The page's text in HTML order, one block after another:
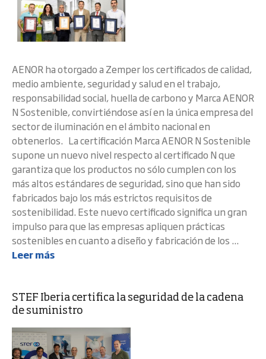
AENOR ha otorgado a Zemper los certificados de calidad,
medio ambiente, seguridad y salud en el trabajo,
responsabilidad social, huella de carbono y Marca AENOR
N Sostenible, convirtiéndose así en la única empresa del
sector de iluminación en el ámbito nacional en
obtenerlos. La certificación Marca AENOR N Sostenible
supone un nuevo nivel respecto al certificado N que
garantiza que los productos no sólo cumplen con los
más altos estándares de seguridad, sino que han sido
fabricados bajo los más estrictos requisitos de
sostenibilidad. Este nuevo certificado significa un gran
impulso para que las empresas apliquen prácticas
sostenibles en cuanto a diseño y fabricación de los ...
Leer más
STEF Iberia certifica la seguridad de la cadena
de suministro